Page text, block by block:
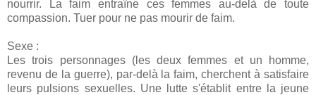
nourrir. La faim entraîne ces femmes au-delà de toute
compassion. Tuer pour ne pas mourir de faim.
Sexe :
Les trois personnages (les deux femmes et un homme,
revenu de la guerre), par-delà la faim, cherchent à satisfaire
leurs pulsions sexuelles. Une lutte s'établit entre la jeune